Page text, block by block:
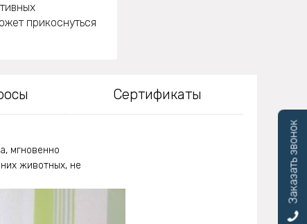
прикоснуться
Сертификаты
мгновенно
животных, не
Заказать звонок